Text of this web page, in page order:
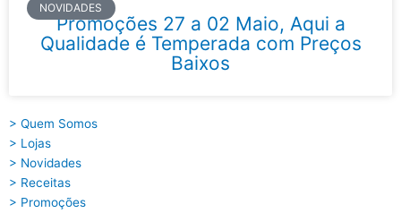
NOVIDADES
Promoções 27 a 02 Maio, Aqui a
Qualidade é Temperada com Preços
Baixos
> Quem Somos
> Lojas
> Novidades
> Receitas
> Promoções